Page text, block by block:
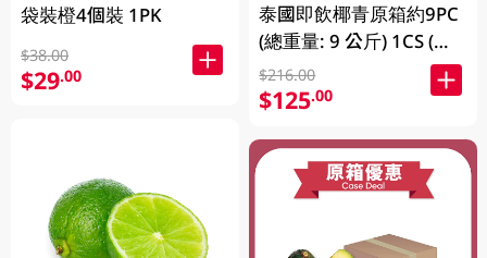
袋裝橙4個裝 1PK
$38.00
$29.00
泰國即飲椰青原箱約9PC
(總重量: 9 公斤) 1CS (包
裝及品牌隨機發放)
$216.00
$125.00